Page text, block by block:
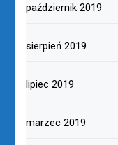
październik 2019
sierpień 2019
lipiec 2019
marzec 2019